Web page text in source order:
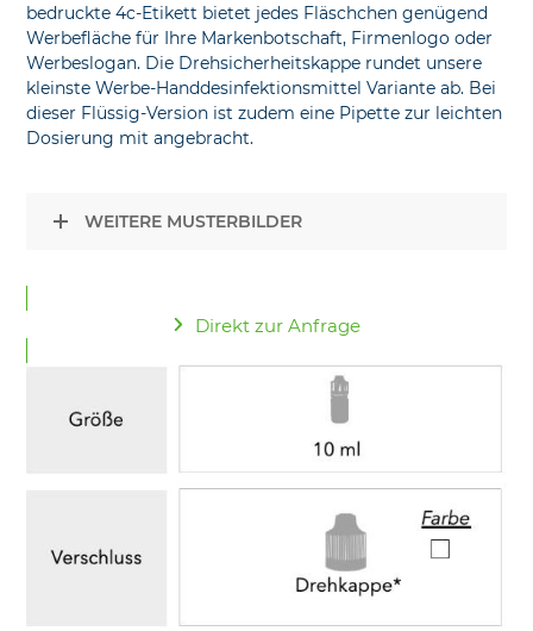
bedruckte 4c-Etikett bietet jedes Fläschchen genügend
Werbefläche für Ihre Markenbotschaft, Firmenlogo oder
Werbeslogan. Die Drehsicherheitskappe rundet unsere
kleinste Werbe-Handdesinfektionsmittel Variante ab. Bei
dieser Flüssig-Version ist zudem eine Pipette zur leichten
Dosierung mit angebracht.
WEITERE MUSTERBILDER
Direkt zur Anfrage